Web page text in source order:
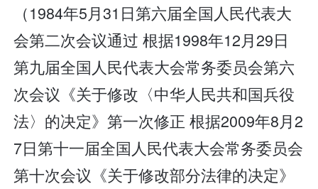
（1984年5月31日第六届全国人民代表大
会第二次会议通过 根据1998年12月29日
第九届全国人民代表大会常务委员会第六
次会议《关于修改〈中华人民共和国兵役
法〉的决定》第一次修正 根据2009年8月2
7日第十一届全国人民代表大会常务委员会
第十次会议《关于修改部分法律的决定》